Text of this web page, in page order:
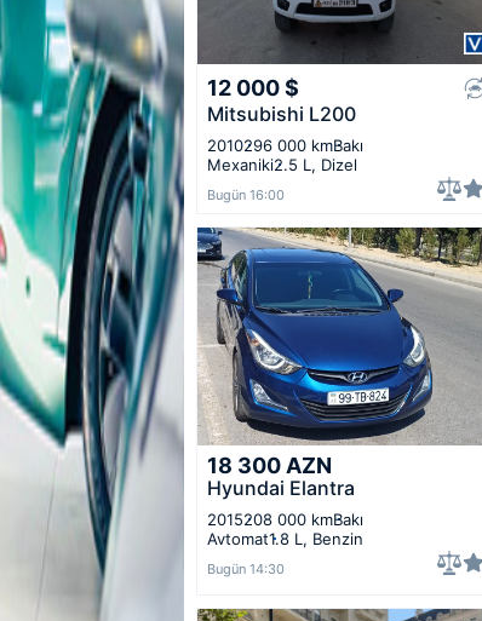
12 000$
Mitsubishi L200
2010296 000 kmBakı
Mexaniki2.5 L, Dizel
Bugün 16:00
18 300 AZN
Hyundai Elantra
2015208 000 kmBakı
Avtomat1.8 L, Benzin
Bugün 14:30